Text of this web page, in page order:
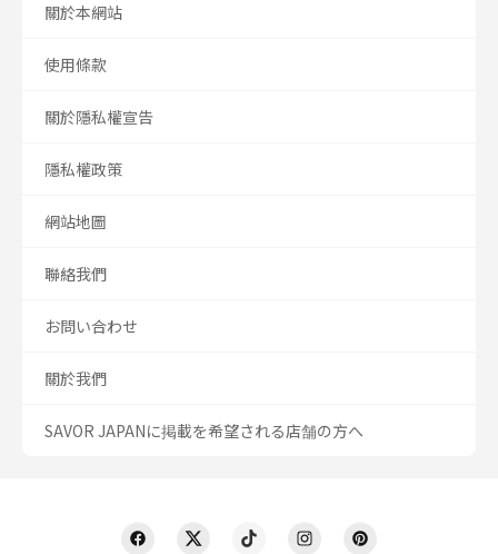
關於本網站
使用條款
關於隱私權宣告
隱私權政策
網站地圖
聯絡我們
お問い合わせ
關於我們
SAVOR JAPANに掲載を希望される店舗の方へ